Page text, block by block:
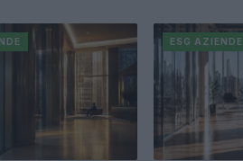
ESG AZIENDE